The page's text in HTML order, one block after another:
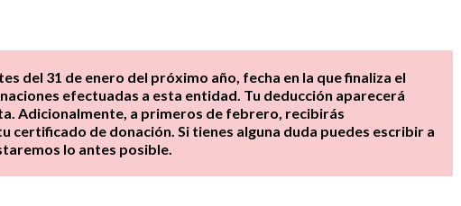
del 31 de enero del próximo año, fecha en la que finaliza el
efectuadas a esta entidad. Tu deducción aparecerá
Adicionalmente, a primeros de febrero, recibirás
de donación. Si tienes alguna duda puedes escribir a
lo antes posible.